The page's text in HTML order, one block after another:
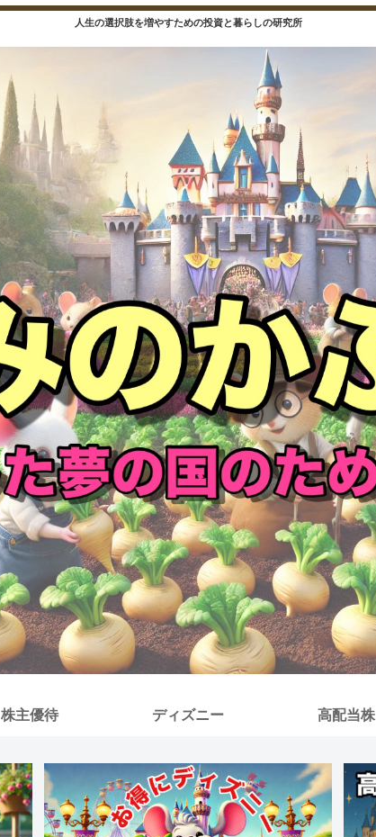
人生の選択肢を増やすための投資と暮らしの研究所
株主優待 ディズニー 高配当株